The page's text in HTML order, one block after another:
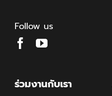
Follow us
ร่วมงานกับเรา